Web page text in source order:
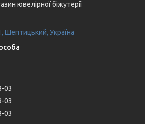
ювелірної біжутерії
Шептицький, Україна
03
03
03